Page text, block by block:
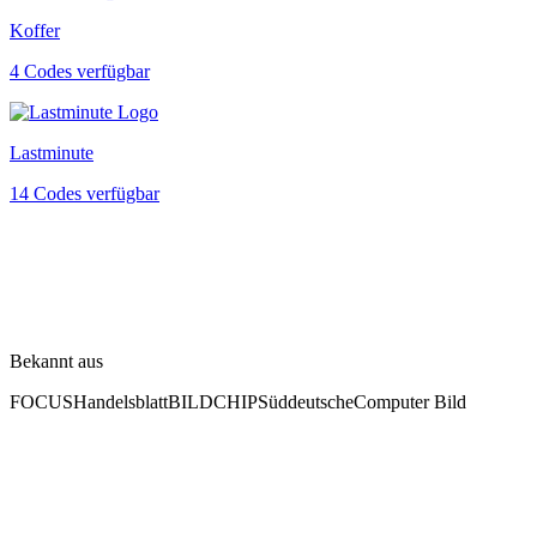
Koffer
4 Codes verfügbar
Lastminute
14 Codes verfügbar
Bekannt aus
FOCUSHandelsblattBILDCHIPSüddeutscheComputer Bild